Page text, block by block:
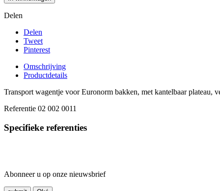
Delen
Delen
Tweet
Pinterest
Omschrijving
Productdetails
Transport wagentje voor Euronorm bakken, met kantelbaar
Referentie 02 002 0011
Specifieke referenties
Abonneer u op onze nieuwsbrief